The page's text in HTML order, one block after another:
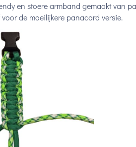
en stoere armband gemaakt van
de moeilijkere panacord versie.